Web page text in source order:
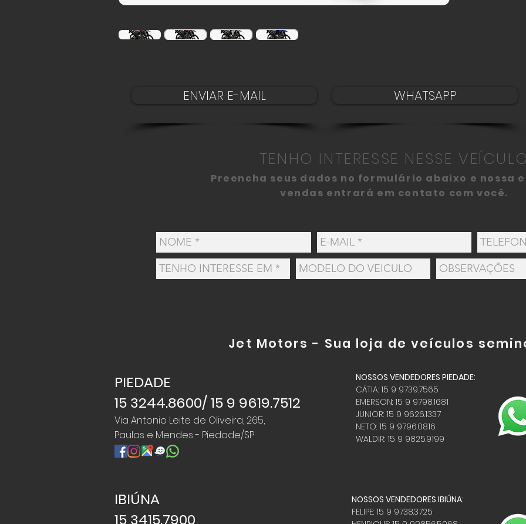
ENVIAR E-MAIL WHATSAPP
TENHO INTERESSE NESSE VEÍCULO
Preencha seus dados no formulário abaixo e nossa
vendas entrará em contato com você.
Jet Motors - Sua loja de veículos
PIEDADE
15 3244.8600/15 9 9619.7512
Via Antonio Leite de Oliveira, 265,
Paulas e Mendes - Piedade/SP
NOSSOS VENDEDORES PIEDADE:
CÁTIA: 15 9 9739.7565
EMERSON: 15 9 9798.1681
JUNIOR: 15 9 9626.1337
NETO: 15 9 9796.0816
WALDIR: 15 9 9825.9199
IBIÚNA
15 3415.7900
NOSSOS VENDEDORES IBIÚNA:
FELIPE: 15 9 9738.3725